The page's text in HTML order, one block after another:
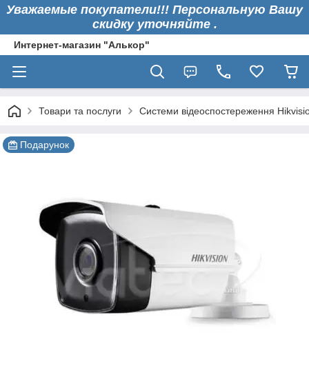
Уважаемые покупатели!!! Персональную Вашу
скидку уточняйте .
Интернет-магазин "Алькор"
Товари та послуги Системи відеоспостереження
Подарунок